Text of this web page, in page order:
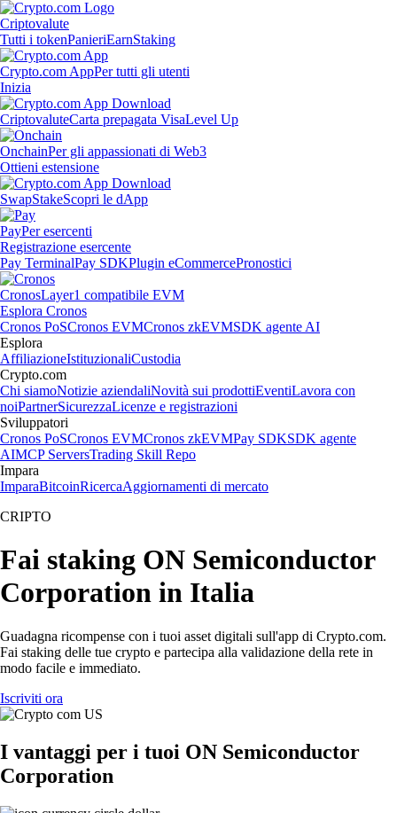
Criptovalute
Tutti i tokenPanieriEarnStaking
Crypto.com AppPer tutti gli utenti
Inizia
CriptovaluteCarta prepagata VisaLevel Up
OnchainPer gli appassionati di Web3
Ottieni estensione
SwapStakeScopri le dApp
PayPer esercenti
Registrazione esercente
Pay TerminalPay SDKPlugin eCommercePronostici
CronosLayer1 compatibile EVM
Esplora Cronos
Cronos PoSCronos EVMCronos zkEVMSDK agente AI
Esplora
AffiliazioneIstituzionaliCustodia
Crypto.com
Chi siamoNotizie aziendaliNovità sui prodottiEventiLavora con
noiPartnerSicurezzaLicenze e registrazioni
Sviluppatori
Cronos PoSCronos EVMCronos zkEVMPay SDKSDK agente
AIMCP ServersTrading Skill Repo
Impara
ImparaBitcoinRicercaAggiornamenti di mercato
CRIPTO
Fai staking ON Semiconductor
Corporation in Italia
Guadagna ricompense con i tuoi asset digitali sull'app di Crypto.com.
Fai staking delle tue crypto e partecipa alla validazione della rete in
modo facile e immediato.
Iscriviti ora
I vantaggi per i tuoi ON Semiconductor
Corporation